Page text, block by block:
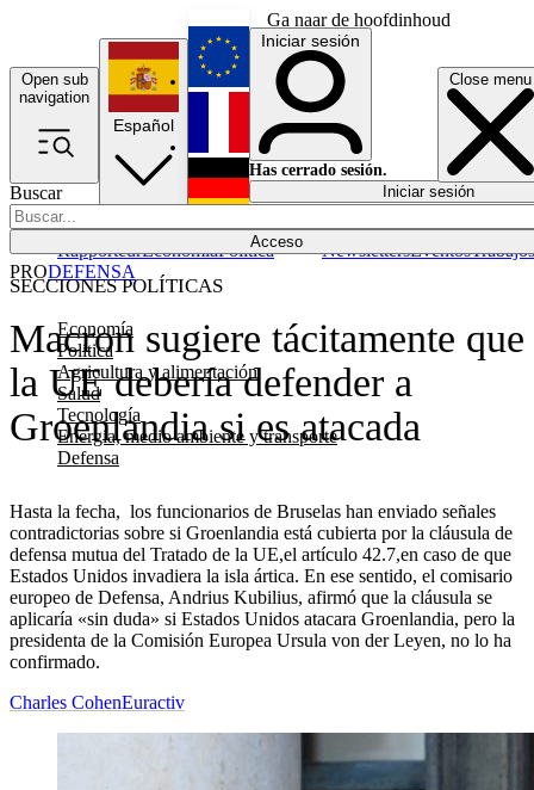
Ga naar de hoofdinhoud
Open sub
navigation
Close menu
Buscar
Acceso
SECCIONES POLÍTICAS
Economía
Política
Agricultura y alimentación
Salud
Tecnología
Energía, medio ambiente y transporte
Defensa
RapporteurEconomíaPolítica NewslettersEventosTrabajos
Español
English
Français
Iniciar sesión
Has cerrado sesión.
Iniciar sesión
Macron sugiere tácitamente que
la UE debería defender a
Groenlandia si es atacada
Hasta la fecha, los funcionarios de Bruselas han enviado señales
contradictorias sobre si Groenlandia está cubierta por la cláusula de
defensa mutua del Tratado de la UE,el artículo 42.7,en caso de que
Estados Unidos invadiera la isla ártica. En ese sentido, el comisario
europeo de Defensa, Andrius Kubilius, afirmó que la cláusula se
aplicaría «sin duda» si Estados Unidos atacara Groenlandia, pero la
presidenta de la Comisión Europea Ursula von der Leyen, no lo ha
confirmado.
PRODEFENSA
Charles CohenEuractiv